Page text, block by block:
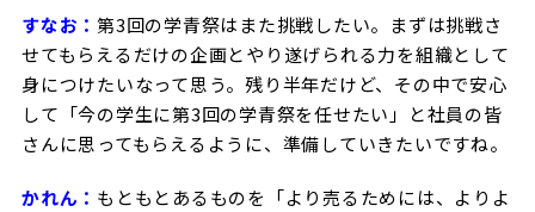
すなお： 第3回の学青祭はまた挑戦したい。まずは挑戦さ
せてもらえるだけの企画とやり遂げられる力を組織として
身につけたいなって思う。残り半年だけど、その中で安心
して「今の学生に第3回の学青祭を任せたい」と社員の皆
さんに思ってもらえるように、準備していきたいですね。
かれん： もともとあるものを「より売るためには、よりよ